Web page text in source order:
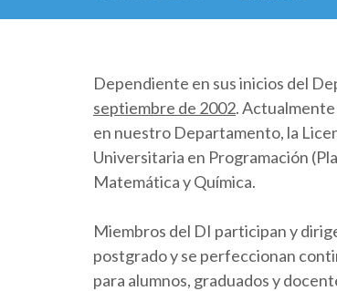
Dependiente en sus inicios del
septiembre de 2002.
en nuestro Departamento, la
Universitaria en Programación
Matemática y Química.
Miembros del DI participan y
postgrado y se perfeccionan
para alumnos, graduados y